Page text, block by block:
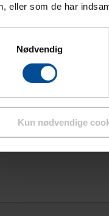
eller som de har
Nødvendig
Kun nødvendige